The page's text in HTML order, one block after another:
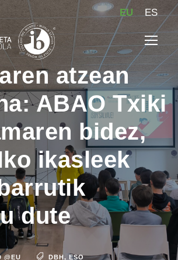
EU ES
atzean
ABAO Txiki
bidez,
ikasleek
dute
@EU DBH, ESO